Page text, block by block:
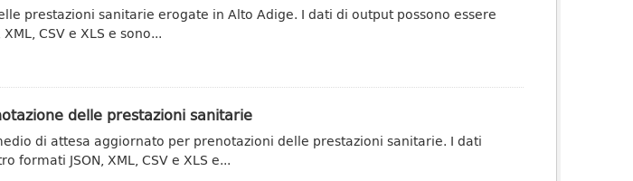
prestazioni sanitarie erogate in Alto Adige. I dati di output possono essere
CSV e XLS e sono...
delle prestazioni sanitarie
di attesa aggiornato per prenotazioni delle prestazioni sanitarie. I dati
formati JSON, XML, CSV e XLS e...